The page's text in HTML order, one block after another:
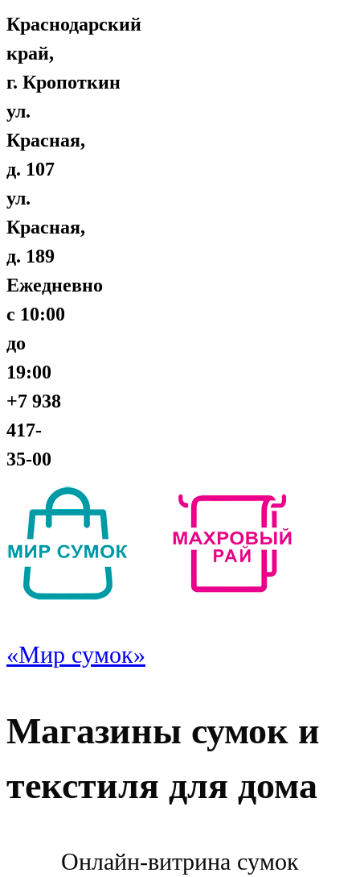
Краснодарский
край,
г. Кропоткин
ул.
Красная,
д. 107
ул.
Красная,
д. 189
Ежедневно
с 10:00
до
19:00
+7 938
417-
35-00
«Мир сумок»
Магазины сумок и
текстиля для дома
Онлайн-витрина сумок